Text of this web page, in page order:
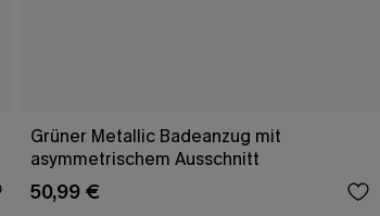
Grüner Metallic Badeanzug mit
asymmetrischem Ausschnitt
50,99 €